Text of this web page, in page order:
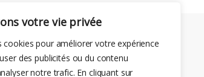
votre vie privée
cookies pour améliorer votre expérience
des publicités ou du contenu
notre trafic. En cliquant sur